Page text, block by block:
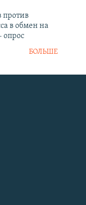
против
в обмен на
опрос
БОЛЬШЕ